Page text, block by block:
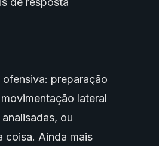
preparação
lateral
ou
coisa. Ainda mais